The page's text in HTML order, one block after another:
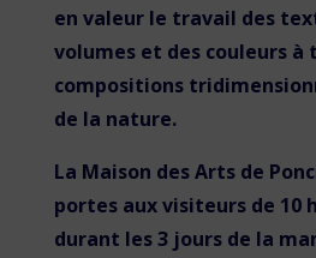
en valeur le travail des
volumes et des couleurs à
compositions
de la nature.
La Maison des Arts de
portes aux visiteurs de 10
durant les 3 jours de la